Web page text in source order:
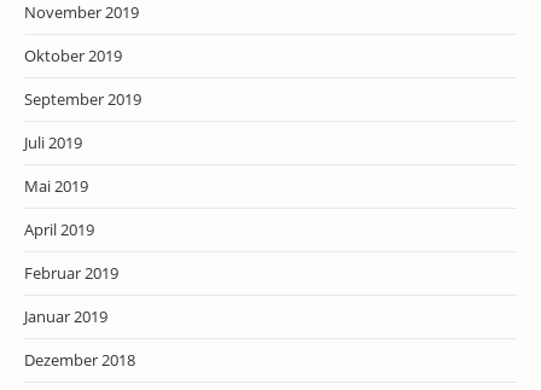
November 2019
Oktober 2019
September 2019
Juli 2019
Mai 2019
April 2019
Februar 2019
Januar 2019
Dezember 2018